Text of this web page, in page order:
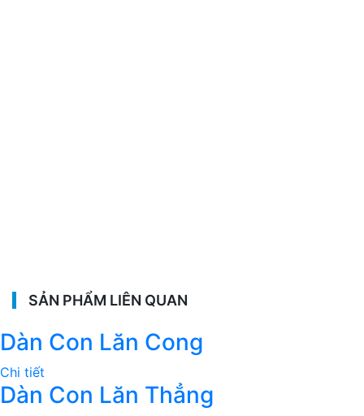
SẢN PHẨM LIÊN QUAN
Dàn Con Lăn Cong
Chi tiết
Dàn Con Lăn Thẳng